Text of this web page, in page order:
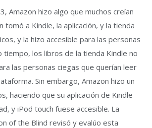
Amazon hizo algo que muchos creían
tomó a Kindle, la aplicación, y la tienda
y la hizo accesible para las personas
tiempo, los libros de la tienda Kindle no
las personas ciegas que querían leer
Sin embargo, Amazon hizo un
haciendo que su aplicación de Kindle
y iPod touch fuese accesible. La
of the Blind revisó y evalúo esta